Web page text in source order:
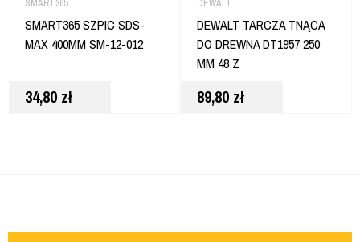
SMART365
SMART365 SZPIC SDS-
MAX 400MM SM-12-012
34,80 zł
DEWALT
DEWALT TARCZA TNĄCA
DO DREWNA DT1957 250
MM 48 Z
89,80 zł